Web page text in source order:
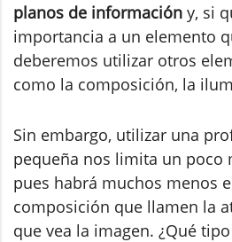
planos de información y, si
importancia a un elemento
deberemos utilizar otros
como la composición, la
Sin embargo, utilizar una
pequeña nos limita un poco
pues habrá muchos menos
composición que llamen la
que vea la imagen. ¿Qué